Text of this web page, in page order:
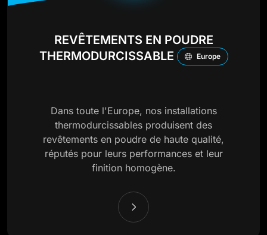
REVÊTEMENTS EN POUDRE
THERMODURCISSABLE
Europe
Dans toute l'Europe, nos installations
thermodurcissables produisent des
revêtements en poudre de haute qualité,
réputés pour leurs performances et leur
finition homogène.